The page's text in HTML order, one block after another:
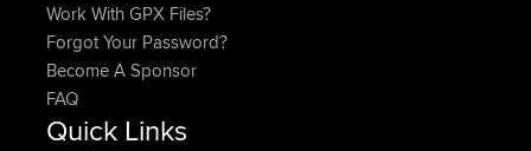
Work With GPX Files?
Forgot Your Password?
Become A Sponsor
FAQ
Quick Links